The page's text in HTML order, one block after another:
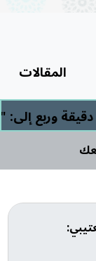
المقالات
وربع إلى: "